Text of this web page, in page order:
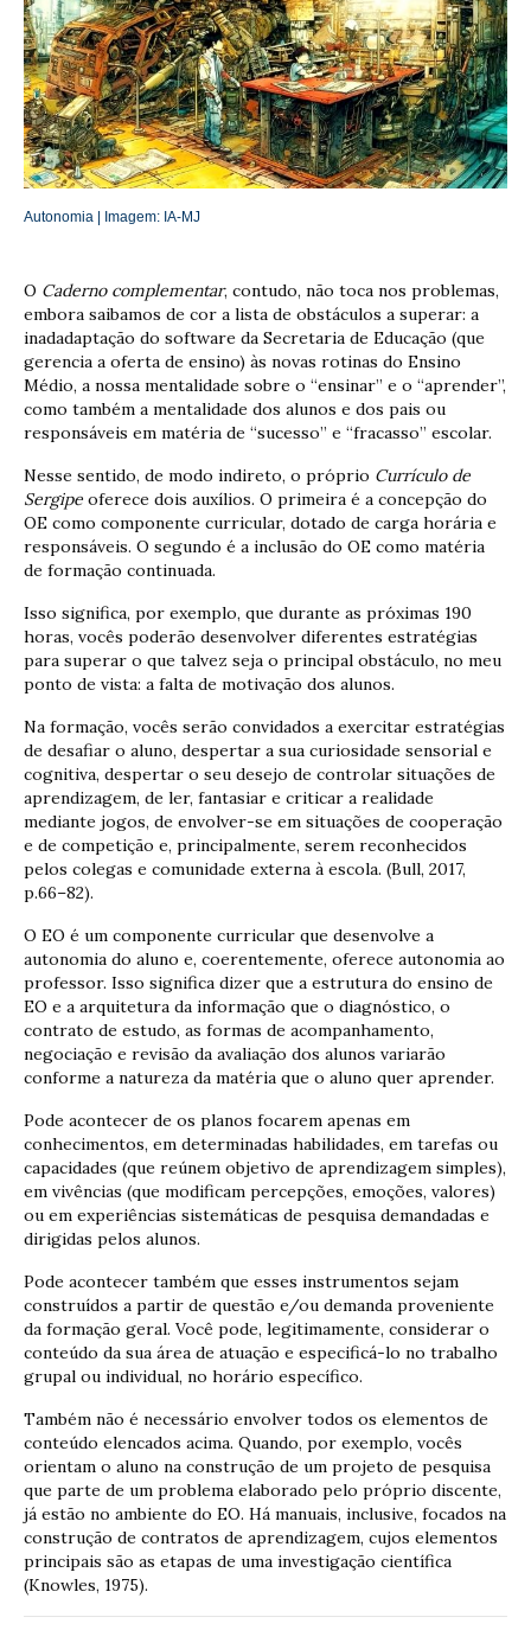
Autonomia | Imagem: IA-MJ
O Caderno complementar, contudo, não toca nos problemas,
embora saibamos de cor a lista de obstáculos a superar: a
inadadaptação do software da Secretaria de Educação (que
gerencia a oferta de ensino) às novas rotinas do Ensino
Médio, a nossa mentalidade sobre o “ensinar” e o “aprender”,
como também a mentalidade dos alunos e dos pais ou
responsáveis em matéria de “sucesso” e “fracasso” escolar.
Nesse sentido, de modo indireto, o próprio Currículo de
Sergipe oferece dois auxílios. O primeira é a concepção do
OE como componente curricular, dotado de carga horária e
responsáveis. O segundo é a inclusão do OE como matéria
de formação continuada.
Isso significa, por exemplo, que durante as próximas 190
horas, vocês poderão desenvolver diferentes estratégias
para superar o que talvez seja o principal obstáculo, no meu
ponto de vista: a falta de motivação dos alunos.
Na formação, vocês serão convidados a exercitar estratégias
de desafiar o aluno, despertar a sua curiosidade sensorial e
cognitiva, despertar o seu desejo de controlar situações de
aprendizagem, de ler, fantasiar e criticar a realidade
mediante jogos, de envolver-se em situações de cooperação
e de competição e, principalmente, serem reconhecidos
pelos colegas e comunidade externa à escola. (Bull, 2017,
p.66–82).
O EO é um componente curricular que desenvolve a
autonomia do aluno e, coerentemente, oferece autonomia ao
professor. Isso significa dizer que a estrutura do ensino de
EO e a arquitetura da informação que o diagnóstico, o
contrato de estudo, as formas de acompanhamento,
negociação e revisão da avaliação dos alunos variarão
conforme a natureza da matéria que o aluno quer aprender.
Pode acontecer de os planos focarem apenas em
conhecimentos, em determinadas habilidades, em tarefas ou
capacidades (que reúnem objetivo de aprendizagem simples),
em vivências (que modificam percepções, emoções, valores)
ou em experiências sistemáticas de pesquisa demandadas e
dirigidas pelos alunos.
Pode acontecer também que esses instrumentos sejam
construídos a partir de questão e/ou demanda proveniente
da formação geral. Você pode, legitimamente, considerar o
conteúdo da sua área de atuação e especificá-lo no trabalho
grupal ou individual, no horário específico.
Também não é necessário envolver todos os elementos de
conteúdo elencados acima. Quando, por exemplo, vocês
orientam o aluno na construção de um projeto de pesquisa
que parte de um problema elaborado pelo próprio discente,
já estão no ambiente do EO. Há manuais, inclusive, focados na
construção de contratos de aprendizagem, cujos elementos
principais são as etapas de uma investigação científica
(Knowles, 1975).